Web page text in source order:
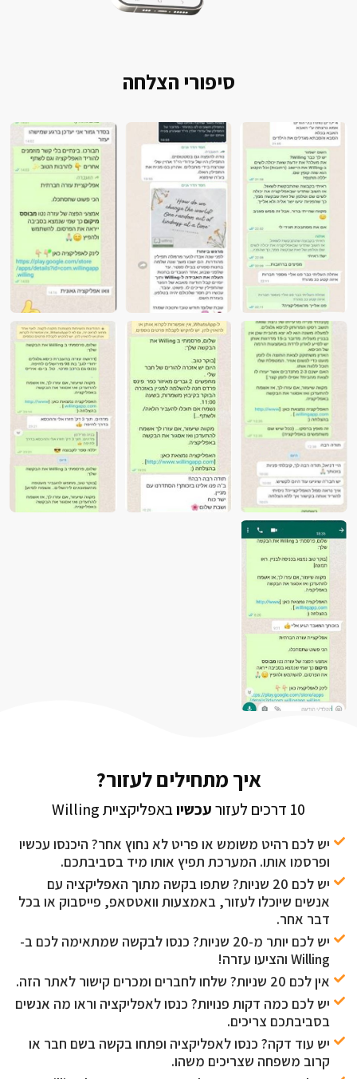
סיפורי הצלחה
איך מתחילים לעזור?
10 דרכים לעזור עכשיובאפליקציית Willing
יש לכם רהיט משומש או פריט לא נחוץ אחר? היכנסו עכשיו
ופרסמו אותו. המערכת תפיץ אותו מיד בסביבתכם.
יש לכם 20 שניות? שתפו בקשה מתוך האפליקציה עם
אנשים שיוכלו לעזור, באמצעות וואטסאפ, פייסבוק או בכל
דבר אחר.
יש לכם יותר מ-20 שניות? כנסו לבקשה שמתאימה לכם ב-
Willing והציעו עזרה!
אין לכם 20 שניות? שלחו לחברים ומכרים קישור לאתר הזה.
יש לכם כמה דקות פנויות? כנסו לאפליקציה וראו מה אנשים
בסביבתכם צריכים.
יש עוד דקה? כנסו לאפליקציה ופתחו בקשה בשם חבר או
קרוב משפחה שצריכים משהו.